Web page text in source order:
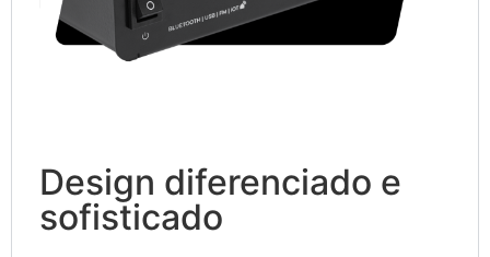
Design diferenciado e
sofisticado